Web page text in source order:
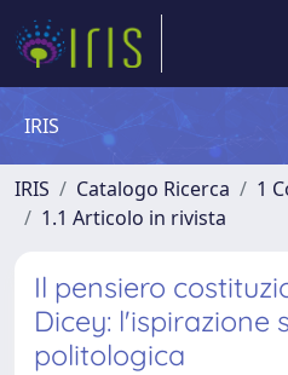
IRIS
IRIS Catalogo Ricerca
1
1.1 Articolo in rivista
Il pensiero
Dicey: l'ispirazione
politologica